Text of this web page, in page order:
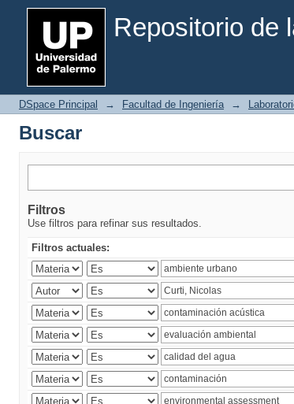
Repositorio de
Buscar
DSpace Principal → Facultad de Ingeniería →
Buscar
Filtros
Use filtros para refinar sus resultados.
Filtros actuales: